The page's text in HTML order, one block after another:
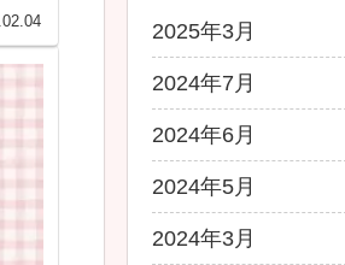
2025年3月
2024年7月
2024年6月
2024年5月
2024年3月